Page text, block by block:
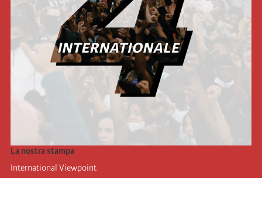
La nostra stampa
International Viewpoint